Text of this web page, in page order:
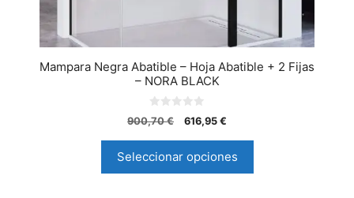
Mampara Negra Abatible – Hoja Abatible + 2 Fijas
– NORA BLACK
0
d
5
900,70€ 616,95 €
Seleccionar opciones